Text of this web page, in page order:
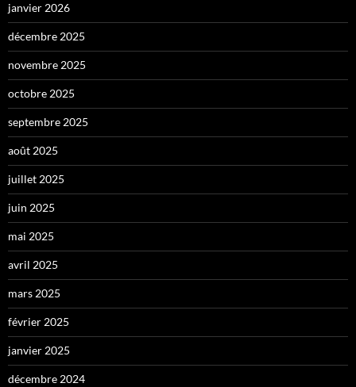
janvier 2026
décembre 2025
novembre 2025
octobre 2025
septembre 2025
août 2025
juillet 2025
juin 2025
mai 2025
avril 2025
mars 2025
février 2025
janvier 2025
décembre 2024